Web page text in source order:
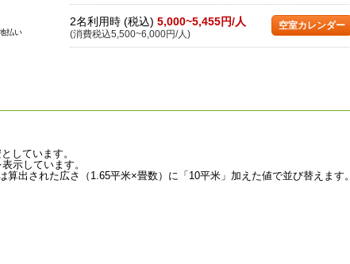
払い
2名利用時 (税込) 5,000~5,455円/人
(消費税込5,500~6,000円/人)
空室カレンダー
しています。
示しています。
出された広さ（1.65平米×畳数）に「10平米」加えた値で並び替えます。